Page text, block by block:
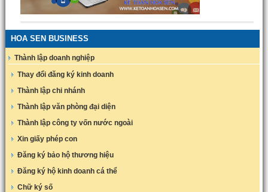
HOA SEN BUSINESS
Thành lập doanh nghiệp
Thay đổi đăng ký kinh doanh
Thành lập chi nhánh
Thành lập văn phòng đại diện
Thành lập công ty vốn nước ngoài
Xin giấy phép con
Đăng ký bảo hộ thương hiệu
Đăng ký hộ kinh doanh cá thể
Chữ ký số